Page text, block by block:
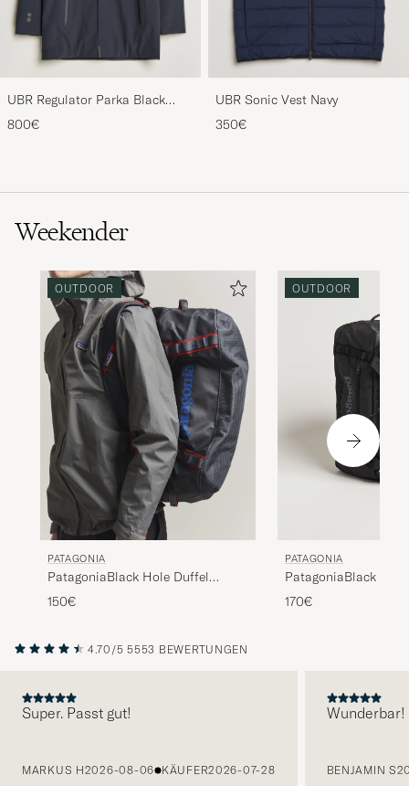
UBR Regulator Parka Black
Storm
800€
UBR Sonic Vest Navy
350€
Weekender
OUTDOOR
PATAGONIA
PatagoniaBlack Hole Duffel
40LSmolder Blue
150€
OUTDOOR
PATAGONIA
PatagoniaBlack
55LBlack
170€
4.70/5 5553 BEWERTUNGEN
Super. Passt gut!
MARKUS H2026-08-06 KÄUFER2026-07-28
Wunderbar!
BENJAMIN S